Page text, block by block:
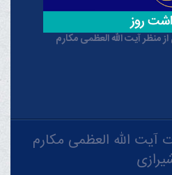
منظر آیت الله العظمی مکارم
آیت الله العظمی مکارم